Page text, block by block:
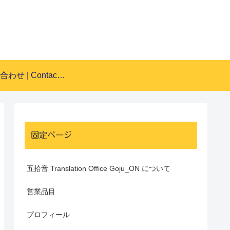
お問い合わせ | Contact Form
固定ページ
五拾音 Translation Office Goju_ON について
営業品目
プロフィール